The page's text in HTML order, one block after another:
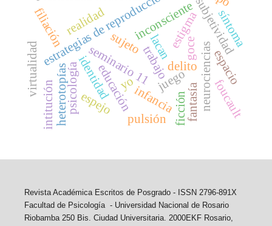
trabajodelito
identidad
estigma
estrategias de reproducción
inconsciente
lacan
seminario 11 neurociencias
psicología educación
subjetividad
yo
sujeto
espejo
juego espacio
heterotopías foucault
virtualidad
filiación
infanciaficciónfantasía
realidad síntoma
pulsión
intitución
goce
Revista Académica Escritos de Posgrado - ISSN 2796-891X
Facultad de Psicología - Universidad Nacional de Rosario
Riobamba 250 Bis. Ciudad Universitaria. 2000EKF Rosario,